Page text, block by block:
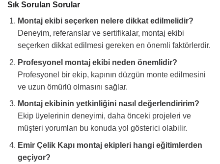
Sık Sorulan Sorular
Montaj ekibi seçerken nelere dikkat edilmelidir?
Deneyim, referanslar ve sertifikalar, montaj ekibi
seçerken dikkat edilmesi gereken en önemli faktörlerdir.
Profesyonel montaj ekibi neden önemlidir?
Profesyonel bir ekip, kapının düzgün monte edilmesini
ve uzun ömürlü olmasını sağlar.
Montaj ekibinin yetkinliğini nasıl değerlendiririm?
Ekip üyelerinin deneyimi, daha önceki projeleri ve
müşteri yorumları bu konuda yol gösterici olabilir.
Emir Çelik Kapı montaj ekipleri hangi eğitimlerden
geçiyor?